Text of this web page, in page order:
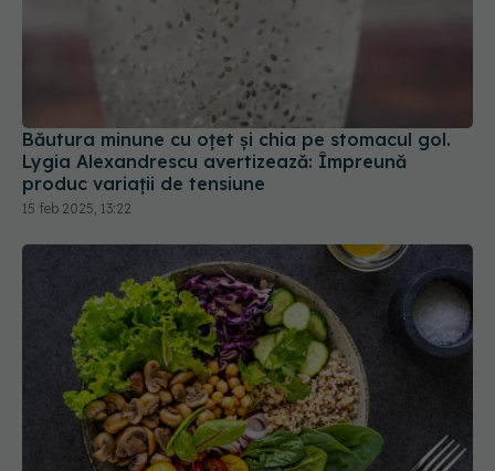
Băutura minune cu oțet și chia pe stomacul gol.
Lygia Alexandrescu avertizează: Împreună
produc variații de tensiune
15 feb 2025, 13:22